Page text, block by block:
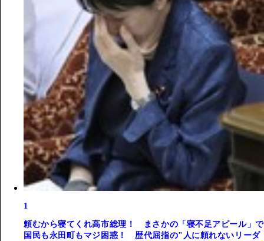
1
頼むから寝てくれ高市総理！ まさかの「寝不足アピール」で
国民も永田町もマジ困惑！ 歴代屈指の"人に頼れないリーダ